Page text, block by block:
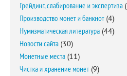
Грейдинг, слабирование и экспертиза
Производство монет и банкнот(4)
Нумизматическая литература (44)
Новости сайта (30)
Монетные места (11)
Чистка и хранение монет(9)